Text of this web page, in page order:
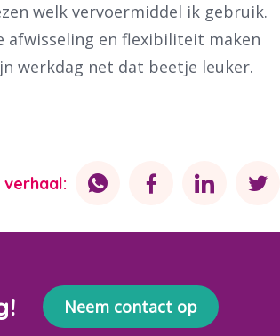
welk vervoermiddel ik gebruik.
afwisseling en flexibiliteit maken
werkdag net dat beetje leuker.
Neem contact op